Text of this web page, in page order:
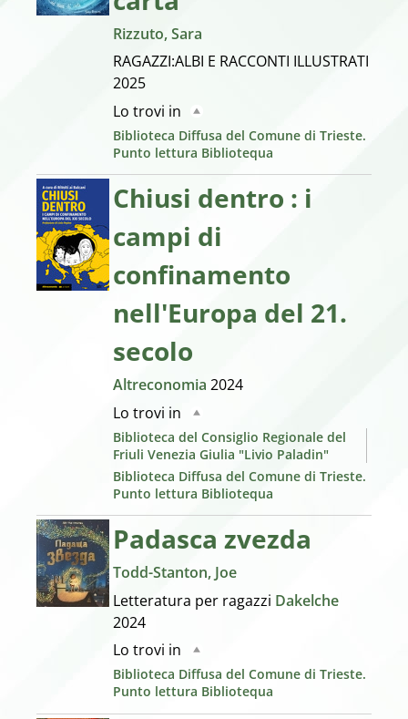
Rizzuto, Sara
RAGAZZI:ALBI E RACCONTI ILLUSTRATI
2025
Lo trovi in
Biblioteca Diffusa del Comune di Trieste.
Punto lettura Bibliotequa
Chiusi dentro : i
campi di
confinamento
nell'Europa del 21.
secolo
Altreconomia2024
Lo trovi in
Biblioteca del Consiglio Regionale del
Friuli Venezia Giulia "Livio Paladin"
Biblioteca Diffusa del Comune di Trieste.
Punto lettura Bibliotequa
Padasca zvezda
Todd-Stanton, Joe
Letteratura per ragazzi Dakelche
2024
Lo trovi in
Biblioteca Diffusa del Comune di Trieste.
Punto lettura Bibliotequa